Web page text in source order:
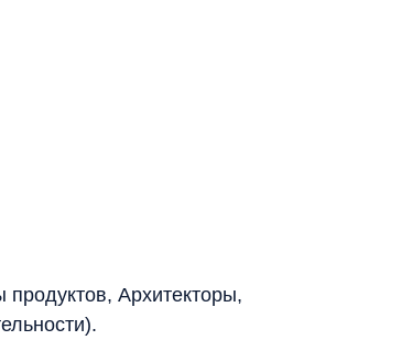
продуктов, Архитекторы,